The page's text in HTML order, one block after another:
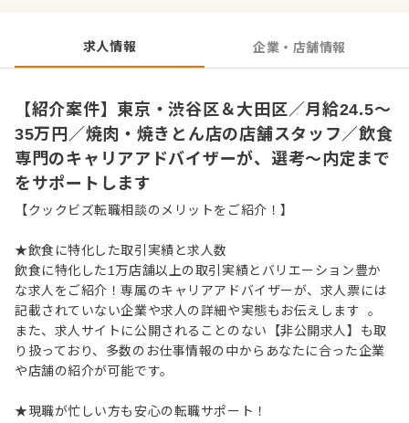
独立をめざすなど、店舗運営のノウハウも学べます。 詳細
は面談時にご説明いたします。この求人が気になった方
は、エントリーいただくか『クックビズ転職支援窓口』ま
求人情報 企業・店舗情報
【紹介案件】東京・渋谷区＆大田区／月給24.5～
35万円／焼肉・焼きとん店の店舗スタッフ／飲食
専門のキャリアアドバイザーが、選考～内定まで
をサポートします
【クックビズ転職相談のメリットをご紹介！】
★飲食に特化した取引実績と求人数
飲食に特化した1万店舗以上の取引実績とバリエーション豊か
な求人をご紹介！専属のキャリアアドバイザーが、求人票には
記載されていない企業や求人の詳細や実態もお伝えします 。
また、求人サイトに公開されることのない【非公開求人】も取
り扱っており、多数のお仕事情報の中からあなたに合った企業
や店舗の紹介が可能です。
★現職が忙しい方も安心の転職サポート！